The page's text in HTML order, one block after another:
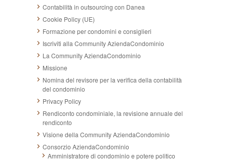
Contabilità in outsourcing con Danea
Cookie Policy (UE)
Formazione per condomini e consiglieri
Iscriviti alla Community AziendaCondominio
La Community AziendaCondominio
Missione
Nomina del revisore per la verifica della contabilità
del condominio
Privacy Policy
Rendiconto condominiale, la revisione annuale del
rendiconto
Visione della Community AziendaCondominio
Consorzio AziendaCondominio
Amministratore di condominio e potere politico